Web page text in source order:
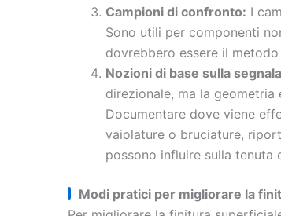
Campioni di confronto: I
Sono utili per componenti
dovrebbero essere il
Nozioni di base sulla
direzionale, ma la
Documentare dove viene
vaiolature o bruciature,
possono influire sulla tenuta
Modi pratici per migliorare la